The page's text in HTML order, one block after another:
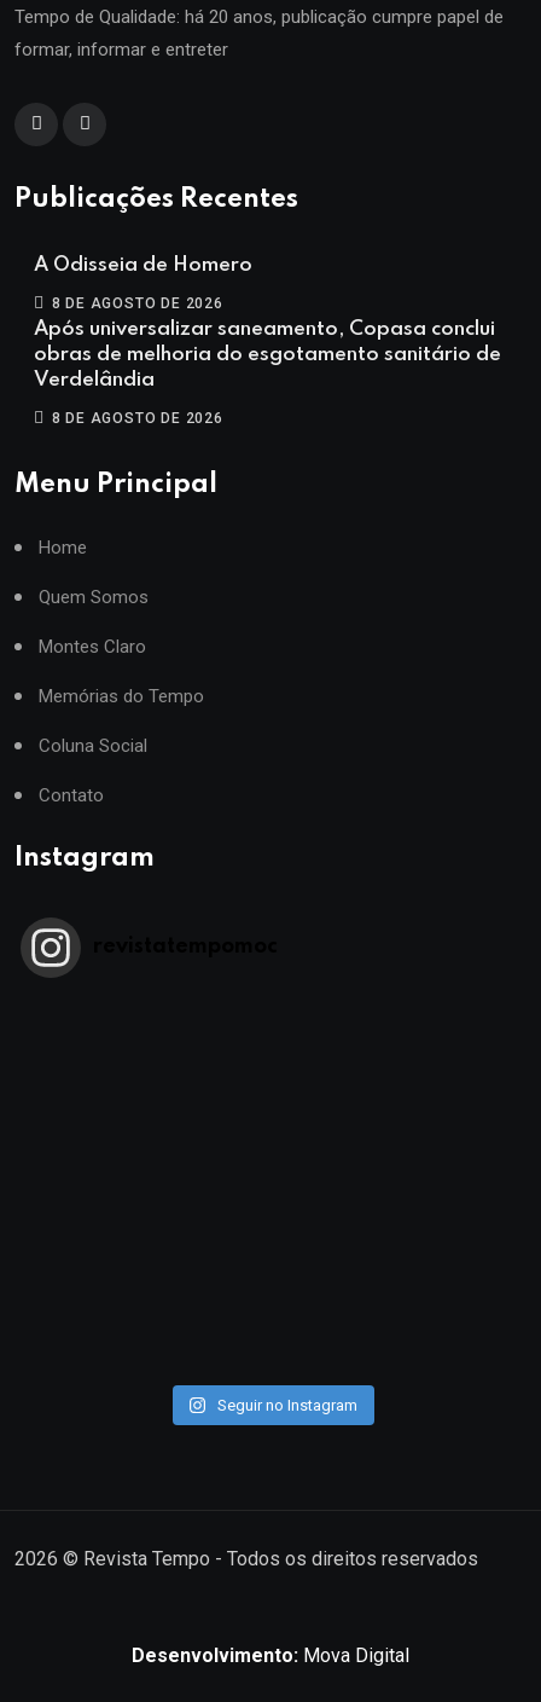
Tempo de Qualidade: há 20 anos, publicação cumpre papel de
formar, informar e entreter
Publicações Recentes
A Odisseia de Homero
8 DE AGOSTO DE 2026
Após universalizar saneamento, Copasa conclui
obras de melhoria do esgotamento sanitário de
Verdelândia
8 DE AGOSTO DE 2026
Menu Principal
Home
Quem Somos
Montes Claro
Memórias do Tempo
Coluna Social
Contato
Instagram
Seguir no Instagram
2026 © Revista Tempo - Todos os direitos reservados
Desenvolvimento: Mova Digital